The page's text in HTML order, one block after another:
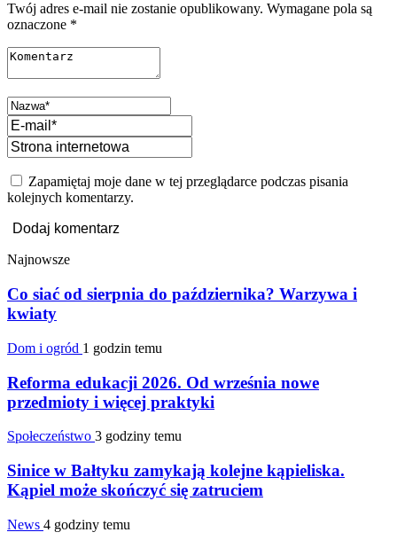
Twój adres e-mail nie zostanie opublikowany. Wymagane pola są
oznaczone *
Zapamiętaj moje dane w tej przeglądarce podczas pisania
kolejnych komentarzy.
Najnowsze
Co siać od sierpnia do października? Warzywa i
kwiaty
Dom i ogród 1 godzin temu
Reforma edukacji 2026. Od września nowe
przedmioty i więcej praktyki
Społeczeństwo 3 godziny temu
Sinice w Bałtyku zamykają kolejne kąpieliska.
Kąpiel może skończyć się zatruciem
News 4 godziny temu